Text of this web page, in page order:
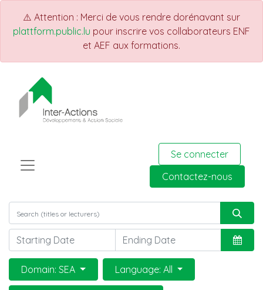
⚠️ Attention : Merci de vous rendre dorénavant sur
plattform.public.lu pour inscrire vos collaborateurs ENF
et AEF aux formations.
Se connecter
Contactez-nous
Domain: SEA Language: All